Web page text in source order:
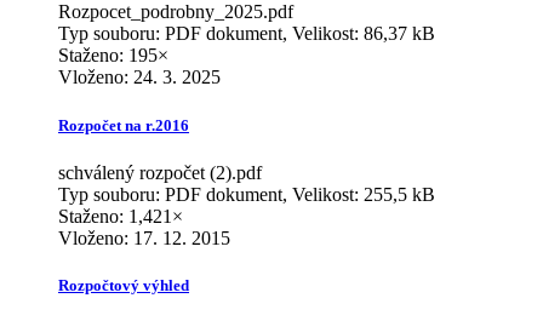
Rozpocet_podrobny_2025.pdf
Typ souboru: PDF dokument, Velikost: 86,37 kB
Staženo: 195×
Vloženo: 24. 3. 2025
Rozpočet na r.2016
schválený rozpočet (2).pdf
Typ souboru: PDF dokument, Velikost: 255,5 kB
Staženo: 1,421×
Vloženo: 17. 12. 2015
Rozpočtový výhled